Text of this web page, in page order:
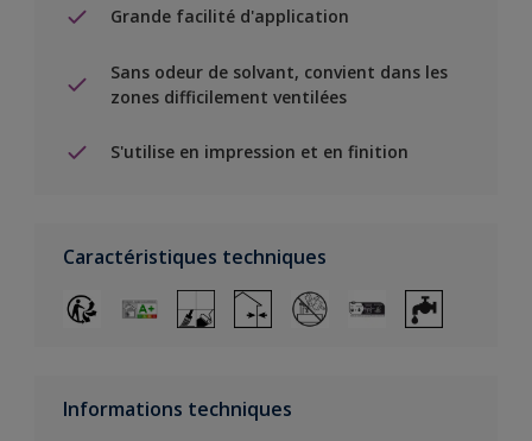
Grande facilité d'application
Sans odeur de solvant, convient dans les
zones difficilement ventilées
S'utilise en impression et en finition
Caractéristiques techniques
Informations techniques